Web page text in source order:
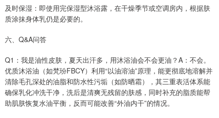
及时保湿：即使用完保湿型沐浴露，在干燥季节或空调房内，根据肤
质涂抹身体乳仍是必要的。
六、Q&A问答
Q1：我是油性皮肤，夏天出汗多，用沐浴油会不会更油？A：不会。
优质沐浴油（如梵玢FBCY）利用“以油溶油”原理，能更彻底地溶解并
清除毛孔深处的油脂和防水性污垢（如防晒霜），其三重表活体系能
确保乳化冲洗干净，洗后是清爽无残留的肤感，同时补充的脂质能帮
助肌肤恢复水油平衡，反而可能改善“外油内干”的情况。